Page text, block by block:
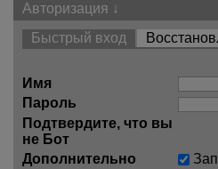
Авторизация ↓
Быстрый вход
Имя
Пароль
Подтвердите, что вы
не Бот
Дополнительно